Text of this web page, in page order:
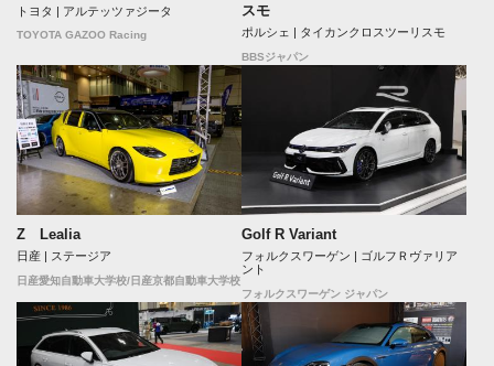
トヨタ | アルテッツァジータ
TOYOTA GAZOO Racing
スモ
ポルシェ | タイカンクロスツーリスモ
BBSジャパン
Z Lealia
日産 | ステージア
日産愛知自動車大学校/日産京都自動車大学校
Golf R Variant
フォルクスワーゲン | ゴルフＲヴァリア
ント
フォルクスワーゲン ジャパン